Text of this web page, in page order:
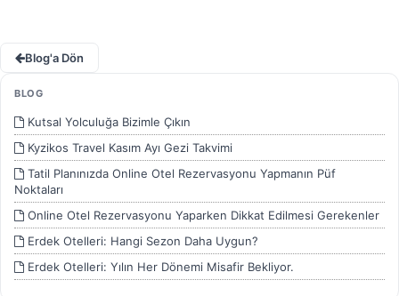
Blog'a Dön
BLOG
Kutsal Yolculuğa Bizimle Çıkın
Kyzikos Travel Kasım Ayı Gezi Takvimi
Tatil Planınızda Online Otel Rezervasyonu Yapmanın Püf
Noktaları
Online Otel Rezervasyonu Yaparken Dikkat Edilmesi Gerekenler
Erdek Otelleri: Hangi Sezon Daha Uygun?
Erdek Otelleri: Yılın Her Dönemi Misafir Bekliyor.